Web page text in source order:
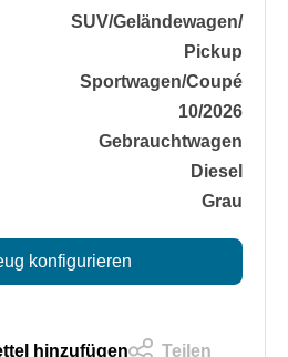
SUV/​Geländewagen/​
Pickup
Sportwagen/​Coupé
10/2026
Gebrauchtwagen
Diesel
Grau
konfigurieren
hinzufügen Teilen